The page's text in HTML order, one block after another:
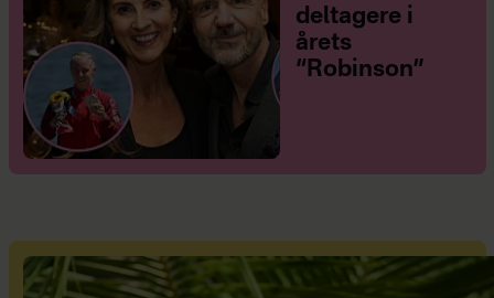
deltagere i
årets
“Robinson”